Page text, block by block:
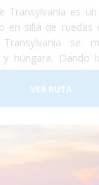
Transylvania es
en silla de ruedas
Transylvania se
y húngara. Dando
muy
de vida muy
para ir a
VER RUTA